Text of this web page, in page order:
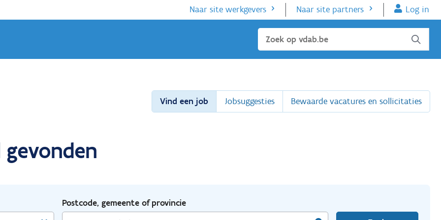
Naar site werkgevers Naar site partners Log in
Sluiten
Vind een job Jobsuggesties Bewaarde vacatures en sollicitaties
Postcode, gemeente of provincie